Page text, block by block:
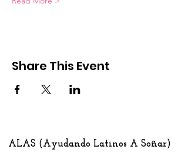
Share This Event
ALAS (Ayudando Latinos A Soñar)